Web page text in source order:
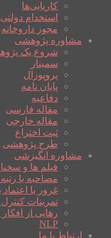
کاریابی‌ها
استخدام دولتی
مجوز داروخانه
مشاوره پژوهشی
شروع یک
سمینار
پروپوزال
پایان نامه
دفاعیه
مقاله فارسی
مقاله خارجی
ثبت اختراع
طرح پژوهشی
مشاوره انگیزشی
فیلم ها و
مصاحبه با
غرور یا
تمرینات
رهایی از
NLP
ارتباط با ما